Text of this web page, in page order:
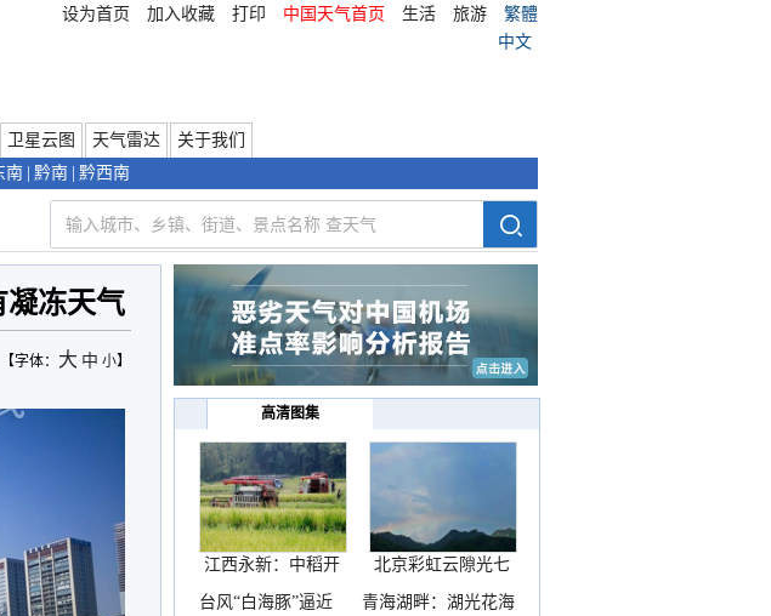
设为首页 加入收藏 打印 中国天气首页 生活 旅游
繁體
中文
卫星云图 天气雷达
关于我们
南 黔南 黔西南
凝冻天气
【字体： 大 中 小】
高清图集
江西永新：中稻开
镰抢
北京彩虹云隙光七
彩云
台风“白海豚”逼近
青海湖畔：湖光花海